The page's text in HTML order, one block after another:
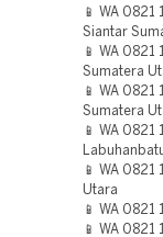
📱 WA
Siantar
📱 WA
Sumatera
📱 WA
Sumatera
📱 WA
📱 WA
Utara
📱 WA
📱 WA